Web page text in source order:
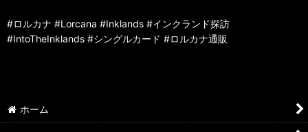
#ロルカナ #Lorcana #Inklands #インクランド探訪
#IntoTheInklands #シングルカード #ロルカナ通販
ホーム